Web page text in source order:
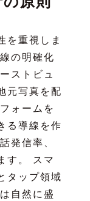
を重視しま
の明確化
ストビュ
元写真を配
ォームを
る導線を作
発信率、
す。 スマ
タップ領域
自然に盛